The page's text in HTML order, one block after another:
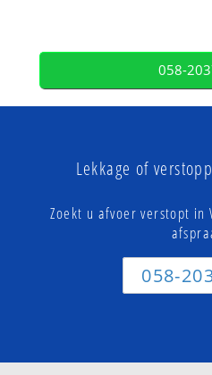
058-
Lekkage of
Zoekt u afvoer verstopt in
058-